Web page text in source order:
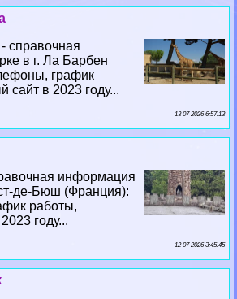
справочная
в г. Ла Барбен
график
в 2023 году...
13 07 2026 6:57:13
информация
де-Бюш (Франция):
работы,
году...
12 07 2026 3:45:45